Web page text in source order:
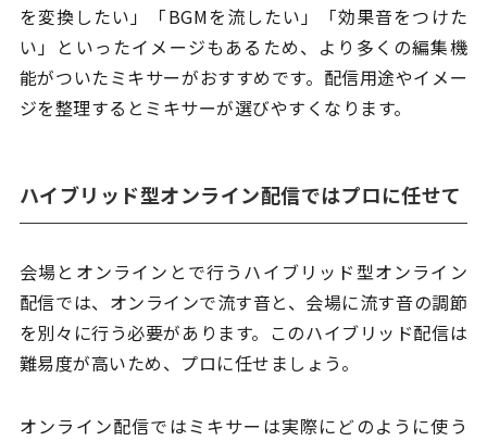
を変換したい」「BGMを流したい」「効果音をつけた
い」といったイメージもあるため、より多くの編集機
能がついたミキサーがおすすめです。配信用途やイメー
ジを整理するとミキサーが選びやすくなります。
ハイブリッド型オンライン配信ではプロに任せて
会場とオンラインとで行うハイブリッド型オンライン
配信では、オンラインで流す音と、会場に流す音の調節
を別々に行う必要があります。このハイブリッド配信は
難易度が高いため、プロに任せましょう。
オンライン配信ではミキサーは実際にどのように使う